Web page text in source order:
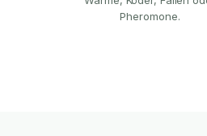
Pheromone.